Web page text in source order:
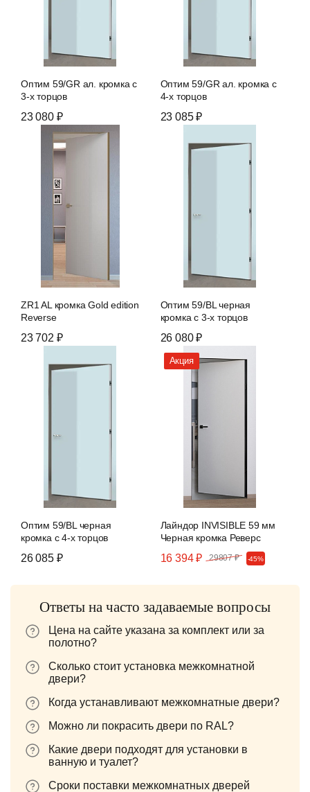
Оптим 59/GR ал. кромка c
3-х торцов
23 080 ₽
Оптим 59/GR ал. кромка c
4-х торцов
23 085 ₽
ZR1 AL кромка Gold edition
Reverse
23 702 ₽
Оптим 59/BL черная
кромка c 3-х торцов
26 080 ₽
Оптим 59/BL черная
кромка c 4-х торцов
26 085 ₽
Акция
Лайндор INVISIBLE 59 мм
Черная кромка Реверс
16 394 ₽ 29807 ₽ -45%
Ответы на часто задаваемые вопросы
Цена на сайте указана за комплект или за
полотно?
Сколько стоит установка межкомнатной
двери?
Когда устанавливают межкомнатные двери?
Можно ли покрасить двери по RAL?
Какие двери подходят для установки в
ванную и туалет?
Сроки поставки межкомнатных дверей